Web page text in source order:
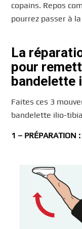
copains. Repos
pourrez passer à
La
pour
bandelette
Faites ces 3
bandelette ilio-
1 – PRÉPARATION